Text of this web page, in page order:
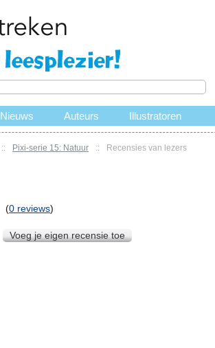
:: Pixi-serie 15: Natuur :: Recensies van lezers
(0 reviews)
Voeg je eigen recensie toe
Nieuws Auteurs Illustratoren